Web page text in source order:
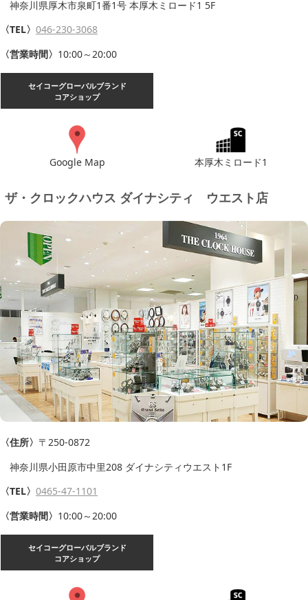
神奈川県厚木市泉町1番1号 本厚木ミロード1 5F
〈TEL〉 046-230-3068
〈営業時間〉 10:00～20:00
セイコーグローバルブランド
コアショップ
Google Map 本厚木ミロード1
ザ・クロックハウス ダイナシティ　ウエスト店
〈住所〉 〒250-0872
神奈川県小田原市中里208 ダイナシティウエスト1F
〈TEL〉 0465-47-1101
〈営業時間〉 10:00～20:00
セイコーグローバルブランド
コアショップ